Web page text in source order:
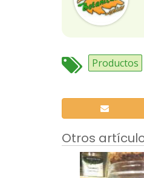
Productos
Otros